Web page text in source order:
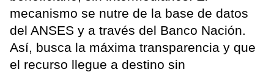
mecanismo se nutre de la base de datos
del ANSES y a través del Banco Nación.
Así, busca la máxima transparencia y que
el recurso llegue a destino sin